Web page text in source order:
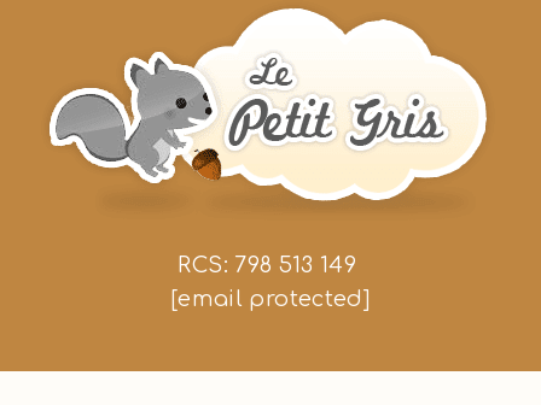
RCS: 798 513 149
[email protected]
Nous suivre